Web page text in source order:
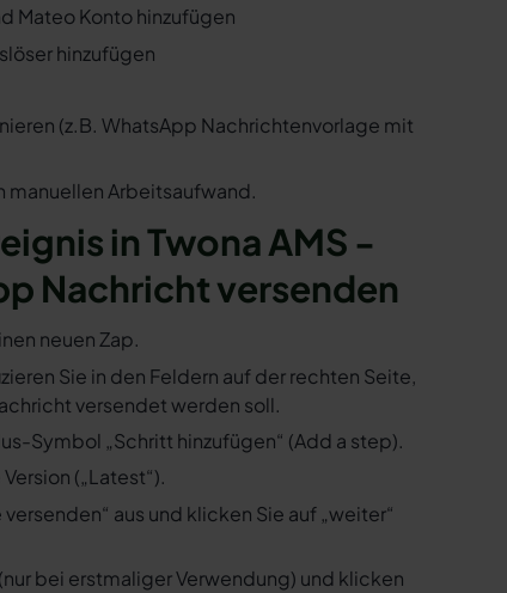
Mateo Konto hinzufügen
hinzufügen
(z.B. WhatsApp Nachrichtenvorlage mit
manuellen Arbeitsaufwand.
in Twona AMS -
Nachricht versenden
neuen Zap.
Sie in den Feldern auf der rechten Seite,
versendet werden soll.
Symbol „Schritt hinzufügen“ (Add a step).
(„Latest“).
aus und klicken Sie auf „weiter“
bei erstmaliger Verwendung) und klicken